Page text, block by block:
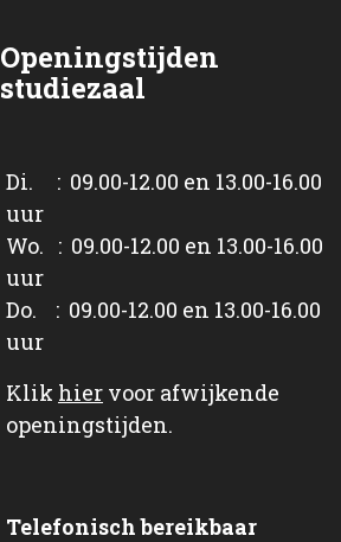
Openingstijden
studiezaal
Di. : 09.00-12.00 en 13.00-16.00
uur
Wo. : 09.00-12.00 en 13.00-16.00
uur
Do. : 09.00-12.00 en 13.00-16.00
uur
Klik hier voor afwijkende
openingstijden.
Telefonisch bereikbaar